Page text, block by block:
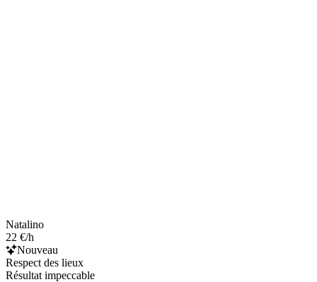
Natalino
22 €/h
Nouveau
Respect des lieux
Résultat impeccable